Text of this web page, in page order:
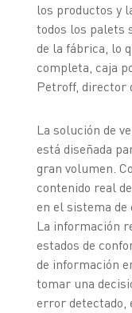
los productos y
todos los palets
de la fábrica, lo
completa, caja
Petroff, director
La solución de
está diseñada
gran volumen.
contenido real
en el sistema de
La información
estados de
de información
tomar una
error detectado,